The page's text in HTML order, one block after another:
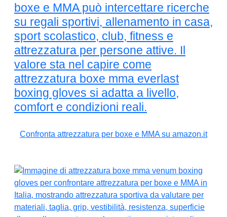
boxe e MMA può intercettare ricerche
su regali sportivi, allenamento in casa,
sport scolastico, club, fitness e
attrezzatura per persone attive. Il
valore sta nel capire come
attrezzatura boxe mma everlast
boxing gloves si adatta a livello,
comfort e condizioni reali.
Confronta attrezzatura per boxe e MMA su amazon.it